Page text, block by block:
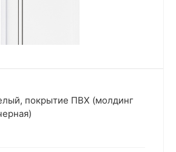
покрытие ПВХ (молдинг